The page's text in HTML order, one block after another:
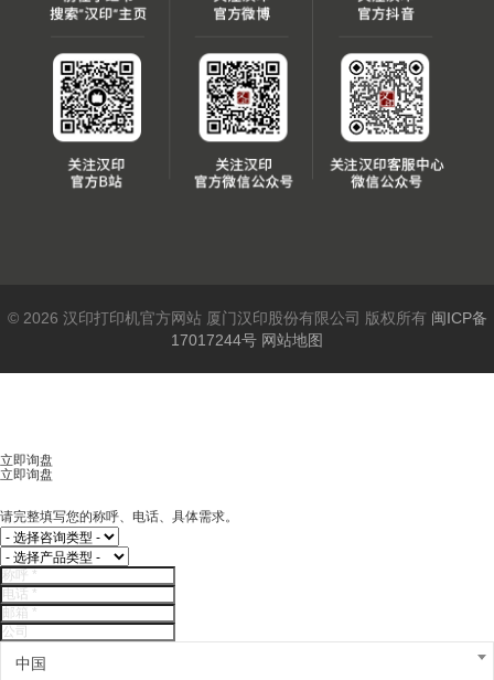
© 2026 汉印打印机官方网站 厦门汉印股份有限公司 版权所有 闽ICP备
17017244号 网站地图
立即询盘
立即询盘
请完整填写您的称呼、电话、具体需求。
中国